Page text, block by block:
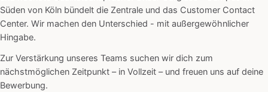
Süden von Köln bündelt die Zentrale und das Customer Contact
Center. Wir machen den Unterschied - mit außergewöhnlicher
Hingabe.
Zur Verstärkung unseres Teams suchen wir dich zum
nächstmöglichen Zeitpunkt – in Vollzeit – und freuen uns auf deine
Bewerbung.